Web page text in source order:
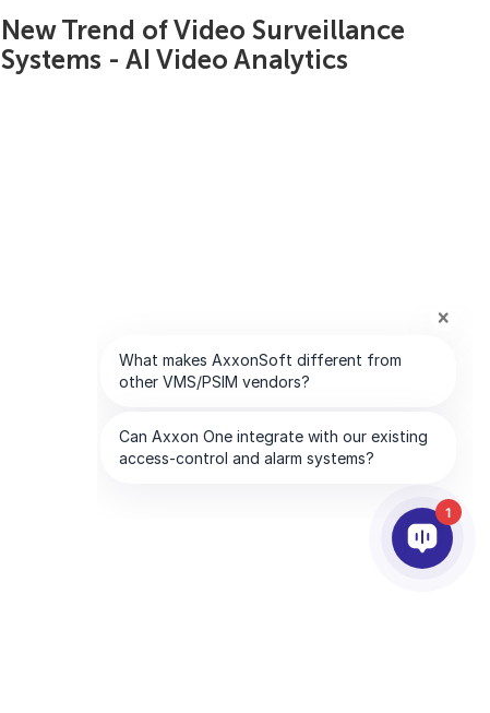
New Trend of Video Surveillance
Systems - AI Video Analytics
1